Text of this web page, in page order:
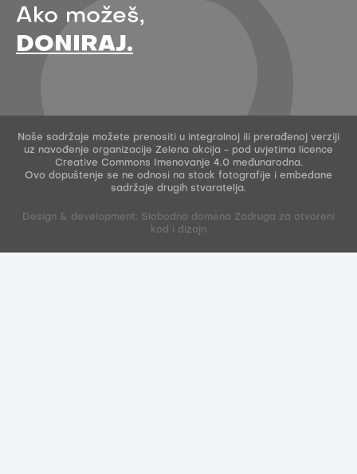
Ako možeš,
DONIRAJ.
Naše sadržaje možete prenositi u integralnoj ili prerađenoj verziji
uz navođenje organizacije Zelena akcija - pod uvjetima licence
Creative Commons Imenovanje 4.0 međunarodna.
Ovo dopuštenje se ne odnosi na stock fotografije i embedane
sadržaje drugih stvaratelja.
Design & development: Slobodna domena Zadruga za otvoreni
kod i dizajn